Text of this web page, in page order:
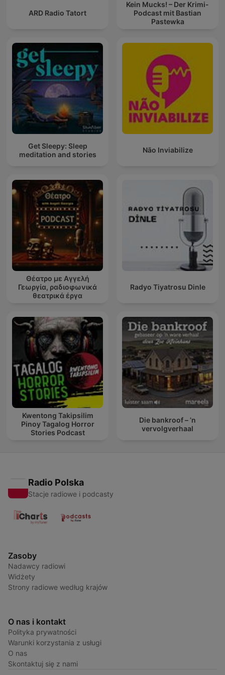
ARD Radio Tatort
Kein Mucks! – Der Krimi-
Podcast mit Bastian
Pastewka
Get Sleepy: Sleep
meditation and stories
Não Inviabilize
Θέατρο με Αγγελή
Γεωργία, ραδιοφωνικά
θεατρικά έργα
Radyo Tiyatrosu Dinle
Kwentong Takipsilim
Pinoy Tagalog Horror
Stories Podcast
Die bankroof – ’n
vervolgverhaal
Radio Polska
Stacje radiowe i podcasty
Zasoby
Nadawcy radiowi
Widżety
Strony radiowe według krajów
O nas i kontakt
Polityka prywatności
Warunki korzystania z usługi
O nas
Skontaktuj się z nami